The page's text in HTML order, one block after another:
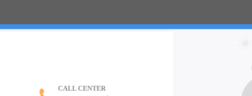
CALL CENTER
ลับด้าน ราคาส่ง